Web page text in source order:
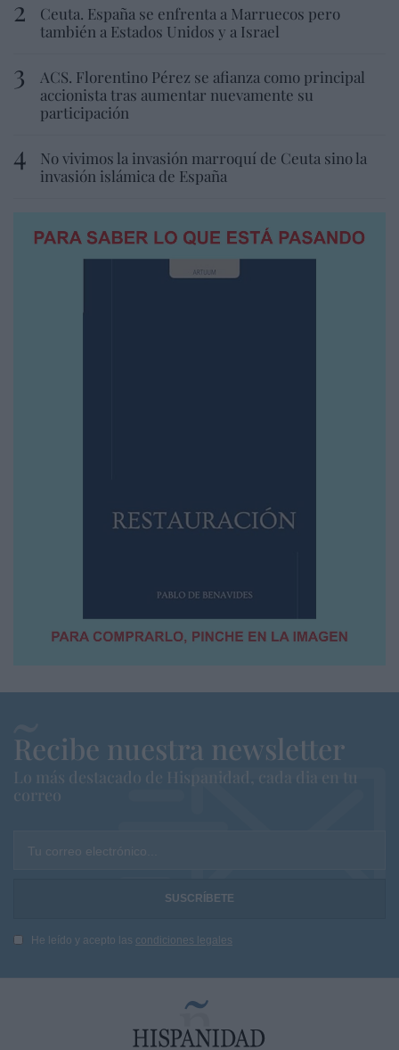
Ceuta. España se enfrenta a Marruecos pero
también a Estados Unidos y a Israel
ACS. Florentino Pérez se afianza como principal
accionista tras aumentar nuevamente su
participación
No vivimos la invasión marroquí de Ceuta sino la
invasión islámica de España
Recibe nuestra newsletter
Lo más destacado de Hispanidad, cada dia en tu
correo
Tu correo electrónico...
He leído y acepto las condiciones legales